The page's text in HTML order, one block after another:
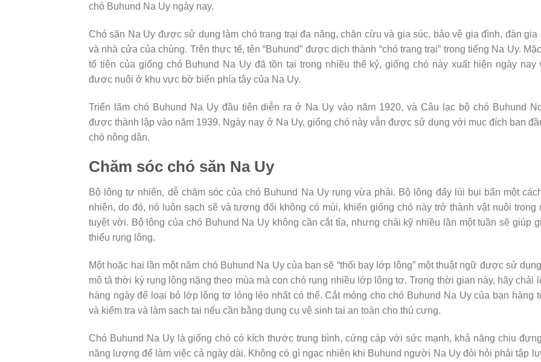
chó Buhund Na Uy ngày nay.
Chó săn Na Uy được sử dụng làm chó trang trại đa năng, chăn cừu và gia súc, bảo vệ gia đình, đàn gia
và nhà cửa của chúng. Trên thực tế, tên “Buhund” được dịch thành “chó trang trại” trong tiếng Na Uy.
tổ tiên của giống chó Buhund Na Uy đã tồn tại trong nhiều thế kỷ, giống chó này xuất hiện ngày nay
được nuôi ở khu vực bờ biển phía tây của Na Uy.
Triển lãm chó Buhund Na Uy đầu tiên diễn ra ở Na Uy vào năm 1920, và Câu lạc bộ chó Buhund
được thành lập vào năm 1939. Ngày nay ở Na Uy, giống chó này vẫn được sử dụng với mục đích ban
chó nông dân.
Chăm sóc chó săn Na Uy
Bộ lông tự nhiên, dễ chăm sóc của chó Buhund Na Uy rụng vừa phải. Bộ lông đẩy lùi bụi bẩn một
nhiên, do đó, nó luôn sạch sẽ và tương đối không có mùi, khiến giống chó này trở thành vật nuôi trong
tuyệt vời. Bộ lông của chó Buhund Na Uy không cần cắt tỉa, nhưng chải kỹ nhiều lần một tuần sẽ giúp
thiểu rụng lông.
Một hoặc hai lần một năm chó Buhund Na Uy của bạn sẽ “thổi bay lớp lông” một thuật ngữ được sử
mô tả thời kỳ rụng lông nặng theo mùa mà con chó rụng nhiều lớp lông tơ. Trong thời gian này, hãy chải
hàng ngày để loại bỏ lớp lông tơ lỏng lẻo nhất có thể. Cắt móng cho chó Buhund Na Uy của bạn hàng
và kiểm tra và làm sạch tai nếu cần bằng dụng cụ vệ sinh tai an toàn cho thú cưng.
Chó Buhund Na Uy là giống chó có kích thước trung bình, cứng cáp với sức mạnh, khả năng chịu
năng lượng để làm việc cả ngày dài. Không có gì ngạc nhiên khi Buhund người Na Uy đòi hỏi phải tập